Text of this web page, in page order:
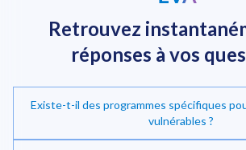
Retrouvez
réponses à vos
Existe-t-il des programmes spécifiques
vulnérables ?